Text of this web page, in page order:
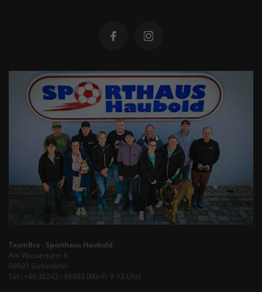
TeamBro - Sporthaus Haubold
Am Wasserturm 6
09603 Siebenlehn
Tel.: +49 35242 - 66683 (Mo-Fr 9-13 Uhr)